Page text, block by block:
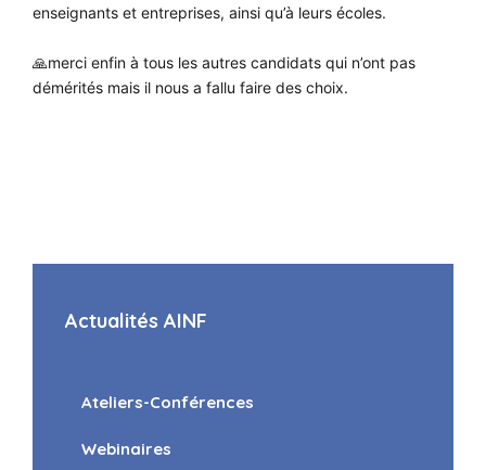
enseignants et entreprises, ainsi qu’à leurs écoles.
🙏merci enfin à tous les autres candidats qui n’ont pas
démérités mais il nous a fallu faire des choix.
Actualités AINF
Ateliers-Conférences
Webinaires